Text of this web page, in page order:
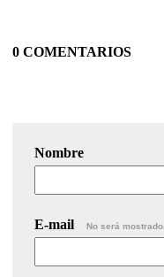
0 COMENTARIOS
Nombre
E-mail No será mostrado.